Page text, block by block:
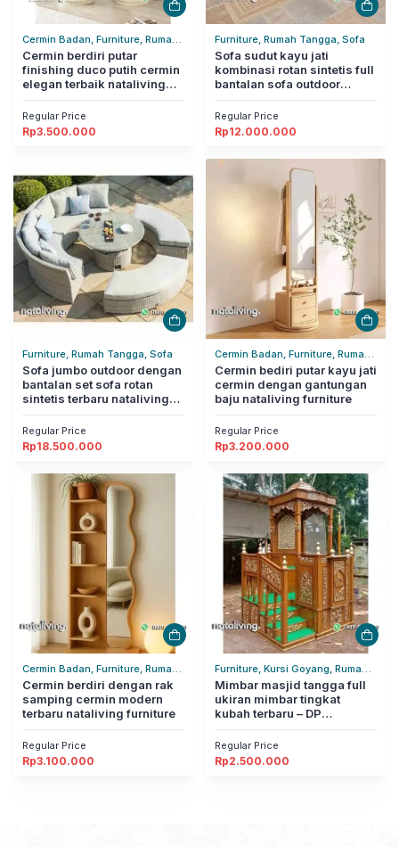
Cermin Badan, Furniture, Rumah
Tangga
Cermin berdiri putar
finishing duco putih cermin
elegan terbaik nataliving
Regular Price
Rp3.500.000
Furniture, Rumah Tangga, Sofa
Sofa sudut kayu jati
kombinasi rotan sintetis full
bantalan sofa outdoor
Regular Price
Rp12.000.000
Furniture, Rumah Tangga, Sofa
Sofa jumbo outdoor dengan
bantalan set sofa rotan
sintetis terbaru nataliving
Regular Price
Rp18.500.000
Cermin Badan, Furniture, Rumah
Tangga
Cermin bediri putar kayu jati
cermin dengan gantungan
baju nataliving furniture
Regular Price
Rp3.200.000
Cermin Badan, Furniture, Rumah
Tangga
Cermin berdiri dengan rak
samping cermin modern
terbaru nataliving furniture
Regular Price
Rp3.100.000
Furniture, Kursi Goyang, Rumah
Tangga
Mimbar masjid tangga full
ukiran mimbar tingkat
kubah terbaru – DP
Regular Price
Rp2.500.000